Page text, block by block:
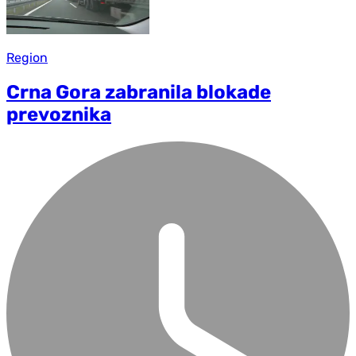
Region
Crna Gora zabranila blokade
prevoznika